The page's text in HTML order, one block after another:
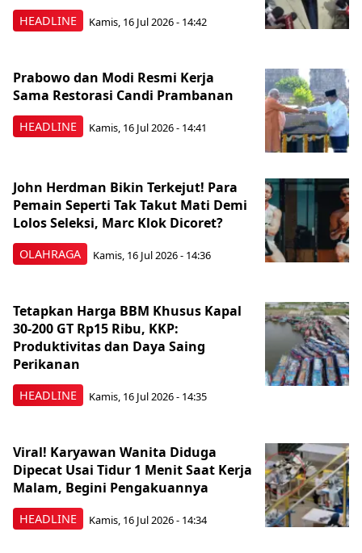
HEADLINE Kamis, 16 Jul 2026 - 14:42
HEADLINE
Prabowo dan Modi Resmi Kerja
Sama Restorasi Candi Prambanan
Kamis, 16 Jul 2026 - 14:41
OLAHRAGA
John Herdman Bikin Terkejut! Para
Pemain Seperti Tak Takut Mati Demi
Lolos Seleksi, Marc Klok Dicoret?
Kamis, 16 Jul 2026 - 14:36
HEADLINE
Tetapkan Harga BBM Khusus Kapal
30-200 GT Rp15 Ribu, KKP:
Produktivitas dan Daya Saing
Perikanan
Kamis, 16 Jul 2026 - 14:35
HEADLINE
Viral! Karyawan Wanita Diduga
Dipecat Usai Tidur 1 Menit Saat Kerja
Malam, Begini Pengakuannya
Kamis, 16 Jul 2026 - 14:34